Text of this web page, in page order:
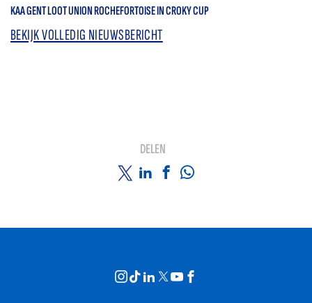
KAA GENT LOOT UNION ROCHEFORTOISE IN CROKY CUP
BEKIJK VOLLEDIG NIEUWSBERICHT
DELEN